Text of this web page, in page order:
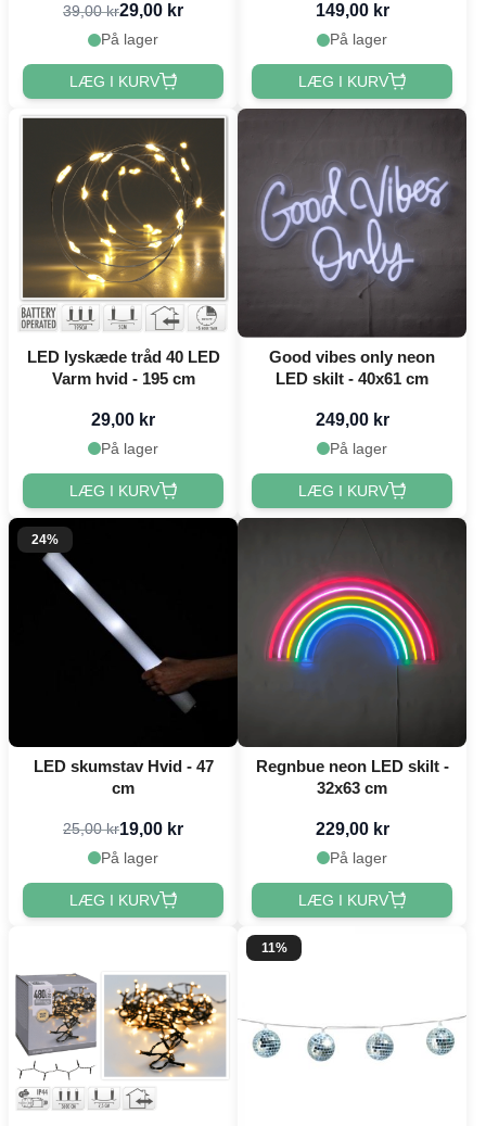
39,00 kr29,00 kr
På lager
LÆG I KURV
149,00 kr
På lager
LÆG I KURV
LED lyskæde tråd 40 LED
Varm hvid - 195 cm
29,00 kr
På lager
LÆG I KURV
Good vibes only neon
LED skilt - 40x61 cm
249,00 kr
På lager
LÆG I KURV
24%
LED skumstav Hvid - 47
cm
25,00 kr19,00 kr
På lager
LÆG I KURV
Regnbue neon LED skilt -
32x63 cm
229,00 kr
På lager
LÆG I KURV
11%